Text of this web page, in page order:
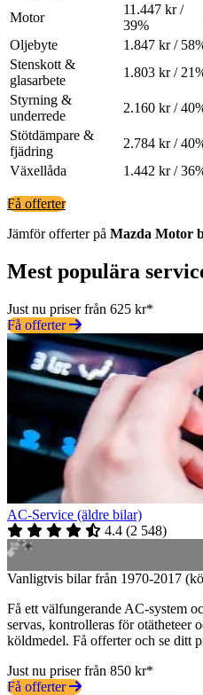
Motor
11.447 kr /
39%
Oljebyte 1.847 kr /
Stenskott &
glasarbete
1.803 kr /
Styrning &
underrede
2.160 kr /
Stötdämpare &
fjädring
2.784 kr /
Växellåda 1.442 kr /
Få offerter
Jämför offerter på Mazda Motor
Mest populära
Just nu priser från 625 kr*
Få offerter
AC-Service (äldre bilar)
4.4 (2 548)
Vanligtvis bilar från 1970-2017
Få ett välfungerande AC-system
servas, kontrolleras för otätheteer
köldmedel. Få offerter och se ditt
Just nu priser från 850 kr*
Få offerter